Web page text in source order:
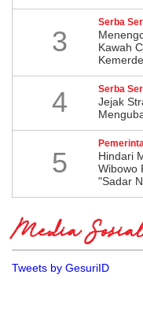
3
Serba
Kawah
4 Serba
Jejak
5
Hindari
Wibowo
"Sadar
Media
Tweets by GesuriID